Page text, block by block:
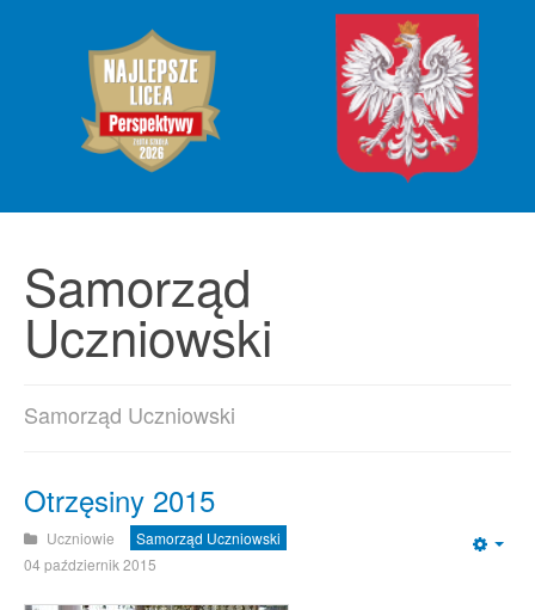
Samorząd
Uczniowski
Samorząd Uczniowski
Otrzęsiny 2015
Uczniowie
Samorząd Uczniowski
04 październik 2015